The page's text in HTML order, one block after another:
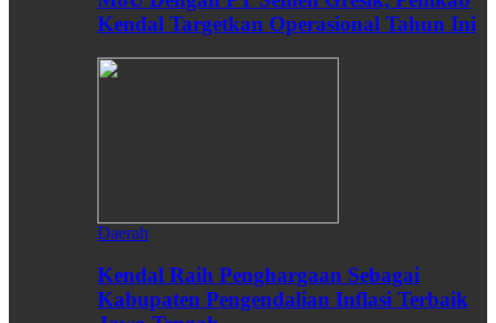
Kendal Targetkan Operasional Tahun Ini
Daerah
Kendal Raih Penghargaan Sebagai
Kabupaten Pengendalian Inflasi Terbaik